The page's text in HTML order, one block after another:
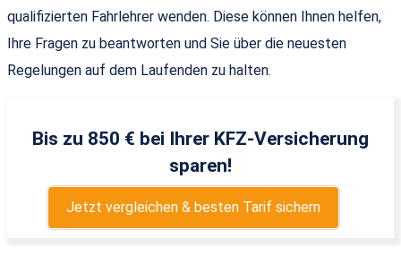
qualifizierten Fahrlehrer wenden. Diese können Ihnen helfen,
Ihre Fragen zu beantworten und Sie über die neuesten
Regelungen auf dem Laufenden zu halten.
Bis zu 850 € bei Ihrer KFZ-Versicherung
sparen!
Jetzt vergleichen & besten Tarif sichern